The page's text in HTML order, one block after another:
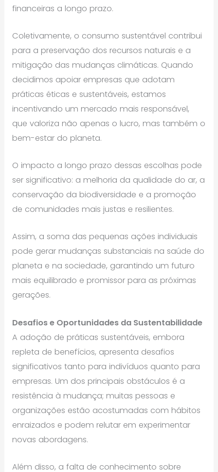
financeiras a longo prazo.
Coletivamente, o consumo sustentável contribui
para a preservação dos recursos naturais e a
mitigação das mudanças climáticas. Quando
decidimos apoiar empresas que adotam
práticas éticas e sustentáveis, estamos
incentivando um mercado mais responsável,
que valoriza não apenas o lucro, mas também o
bem-estar do planeta.
O impacto a longo prazo dessas escolhas pode
ser significativo: a melhoria da qualidade do ar, a
conservação da biodiversidade e a promoção
de comunidades mais justas e resilientes.
Assim, a soma das pequenas ações individuais
pode gerar mudanças substanciais na saúde do
planeta e na sociedade, garantindo um futuro
mais equilibrado e promissor para as próximas
gerações.
Desafios e Oportunidades da Sustentabilidade
A adoção de práticas sustentáveis, embora
repleta de benefícios, apresenta desafios
significativos tanto para indivíduos quanto para
empresas. Um dos principais obstáculos é a
resistência à mudança; muitas pessoas e
organizações estão acostumadas com hábitos
enraizados e podem relutar em experimentar
novas abordagens.
Além disso, a falta de conhecimento sobre